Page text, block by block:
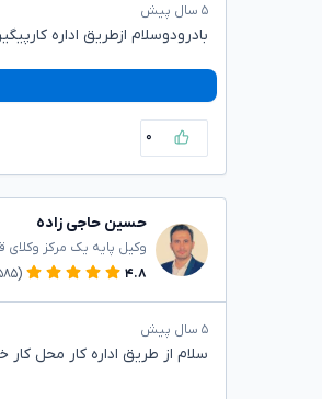
۵ سال پیش
بادرودوسلام ازطریق اداره
۰
حسین حاجی زاده
وکیل پایه یک مرکز وکلای
۴.۸
(۵۸۵)
۵ سال پیش
سلام از طریق اداره کار محل کار